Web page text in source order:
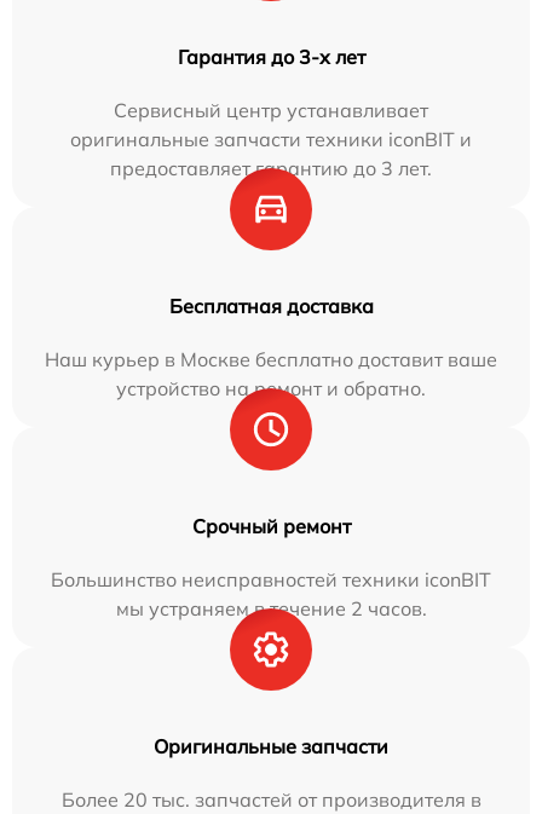
Гарантия до 3-х лет
Сервисный центр устанавливает
оригинальные запчасти техники iconBIT и
предоставляет гарантию до 3 лет.
Бесплатная доставка
Наш курьер в Москве бесплатно доставит ваше
устройство на ремонт и обратно.
Срочный ремонт
Большинство неисправностей техники iconBIT
мы устраняем в течение 2 часов.
Оригинальные запчасти
Более 20 тыс. запчастей от производителя в